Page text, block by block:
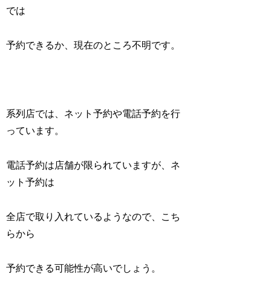
では
予約できるか、現在のところ不明です。
系列店では、ネット予約や電話予約を行
っています。
電話予約は店舗が限られていますが、ネ
ット予約は
全店で取り入れているようなので、こち
らから
予約できる可能性が高いでしょう。